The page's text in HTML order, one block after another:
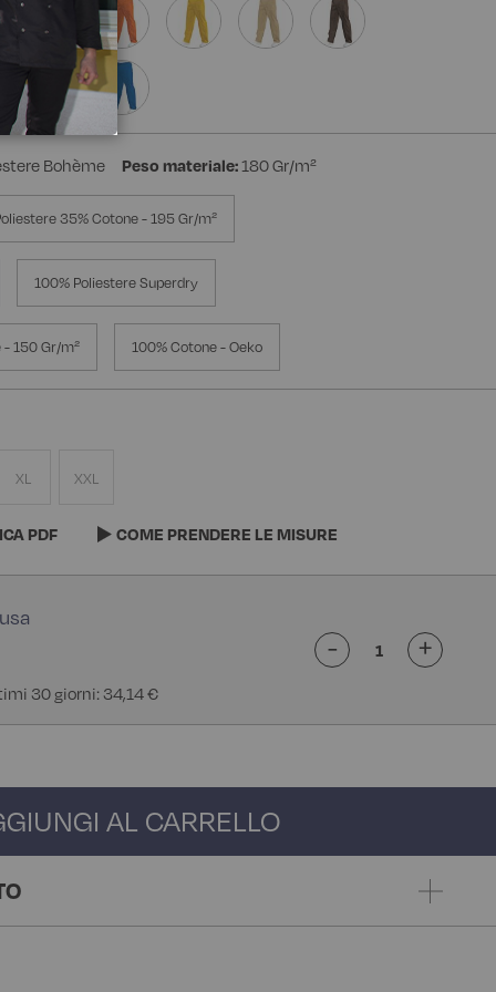
Bohème Peso materiale:180 Gr/m²
35% Cotone - 195 Gr/m²
100% Poliestere Superdry
- 150 Gr/m² 100% Cotone - Oeko
XL XXL
PDF COME PRENDERE LE MISURE
30 giorni: 34,14 €
- +
AL CARRELLO